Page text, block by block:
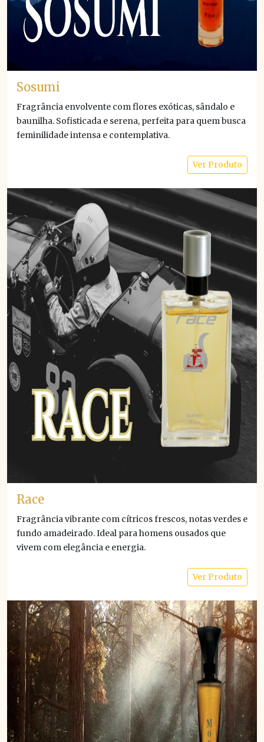
Sosumi
Fragrância envolvente com flores exóticas, sândalo e
baunilha. Sofisticada e serena, perfeita para quem busca
feminilidade intensa e contemplativa.
Ver Produto
Race
Fragrância vibrante com cítricos frescos, notas verdes e
fundo amadeirado. Ideal para homens ousados que
vivem com elegância e energia.
Ver Produto